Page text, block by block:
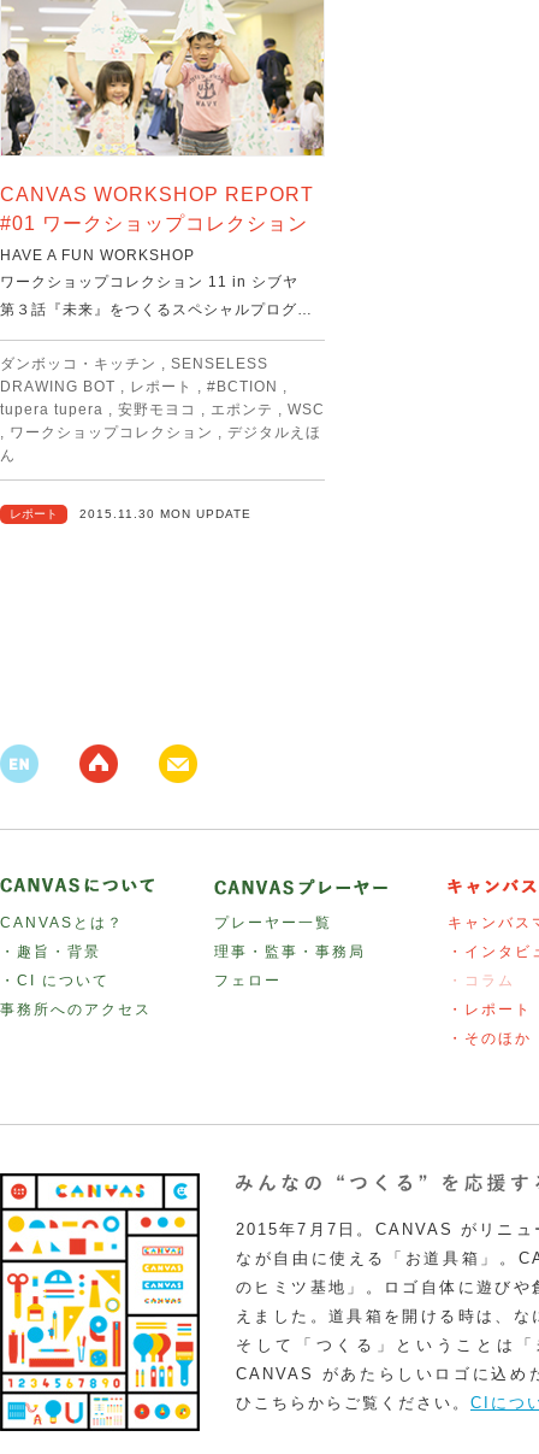
CANVAS WORKSHOP REPORT
#01 ワークショップコレクション
HAVE A FUN WORKSHOP
ワークショップコレクション 11 in シブヤ
第３話『未来』をつくるスペシャルプログ…
ダンボッコ・キッチン , SENSELESS
DRAWING BOT , レポート , #BCTION ,
tupera tupera , 安野モヨコ , エポンテ , WSC
, ワークショップコレクション , デジタルえほ
ん
レポート 2015.11.30 MON UPDATE
CANVASとは？
・趣旨・背景
・CI について
事務所へのアクセス
プレーヤー一覧
理事・監事・事務局
フェロー
キャンバス
・インタビ
・コラム
・レポート
・そのほか
2015年7月7日。CANVAS がリニュ
なが自由に使える「お道具箱」。
のヒミツ基地」。ロゴ自体に遊び
えました。道具箱を開ける時は、
そして「つくる」ということは
CANVAS があたらしいロゴに込め
ひこちらからご覧ください。 CIにつ